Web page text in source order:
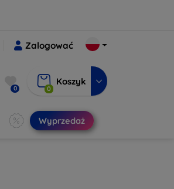
Zalogować
0 0
Koszyk
Wyprzedaż